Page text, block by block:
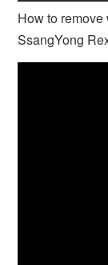
How to
SsangYong